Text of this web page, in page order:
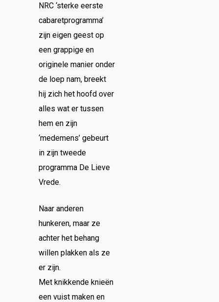
NRC ‘sterke eerste
cabaretprogramma’
zijn eigen geest op
een grappige en
originele manier onder
de loep nam, breekt
hij zich het hoofd over
alles wat er tussen
hem en zijn
‘medemens’ gebeurt
in zijn tweede
programma De Lieve
Vrede.
Naar anderen
hunkeren, maar ze
achter het behang
willen plakken als ze
er zijn.
Met knikkende knieën
een vuist maken en